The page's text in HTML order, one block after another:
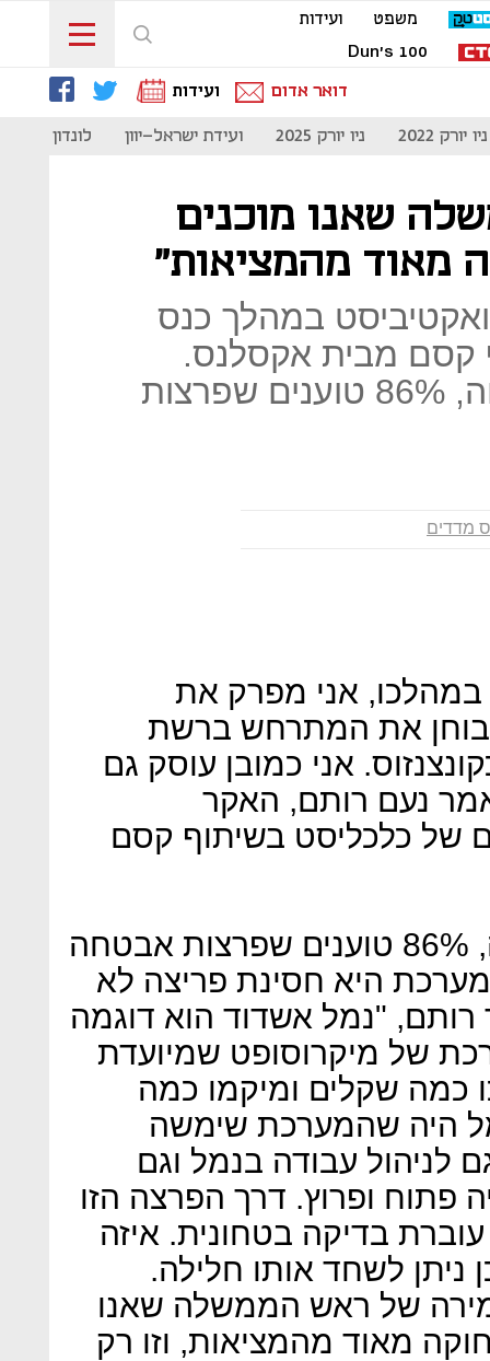
משפט
ועידות
Dun's 100
דואר אדום
ועידות
ניו יורק 2022 ניו יורק 2025 ועידת ישראל-יוון לונדון 2023
שאנו מוכנים
מאוד מהמציאות"
במהלך כנס
קסם מבית אקסלנס.
לדבריו, "בקרב מנהלי אבטחה, 86% טוענים שפרצות
מדדים
במהלכו, אני מפרק את
את המתרחש ברשת
אני כמובן עוסק גם
נעם רותם, האקר
של כלכליסט בשיתוף קסם
לדבריו, "בקרב מנהלי אבטחה, 86% טוענים שפרצות אבטחה
היא חסינת פריצה לא
"נמל אשדוד הוא דוגמה
של מיקרוסופט שמיועדת
כמה שקלים ומיקמו כמה
היה שהמערכת שימשה
לניהול עבודה בנמל וגם
פתוח ופרוץ. דרך הפרצה הזו
בדיקה בטחונית. איזה
ניתן לשחד אותו חלילה.
של ראש הממשלה שאנו
מאוד מהמציאות, וזו רק